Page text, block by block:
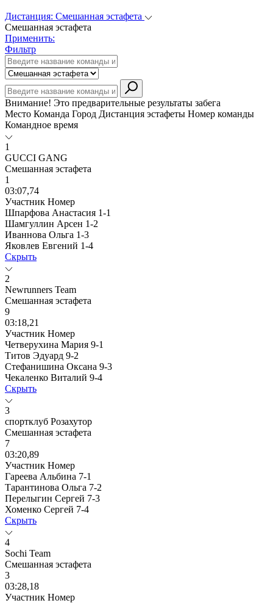
Дистанция: Смешанная эстафета
Смешанная эстафета
Применить:
Фильтр
Внимание! Это предварительные результаты забега
Место Команда Город Дистанция эстафеты Номер команды
Командное время
1
GUCCI GANG
Смешанная эстафета
1
03:07,74
Участник Номер
Шпарфова Анастасия 1-1
Шамгуллин Арсен 1-2
Иваннова Ольга 1-3
Яковлев Евгений 1-4
Скрыть
2
Newrunners Team
Смешанная эстафета
9
03:18,21
Участник Номер
Четверухина Мария 9-1
Титов Эдуард 9-2
Стефанишина Оксана 9-3
Чекаленко Виталий 9-4
Скрыть
3
спортклуб Розахутор
Смешанная эстафета
7
03:20,89
Участник Номер
Гареева Альбина 7-1
Тарантинова Ольга 7-2
Перелыгин Сергей 7-3
Хоменко Сергей 7-4
Скрыть
4
Sochi Team
Смешанная эстафета
3
03:28,18
Участник Номер